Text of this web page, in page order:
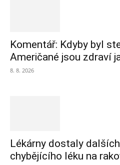
Komentář: Kdyby byl
Američané jsou zdraví
8. 8. 2026
Lékárny dostaly
chybějícího léku na